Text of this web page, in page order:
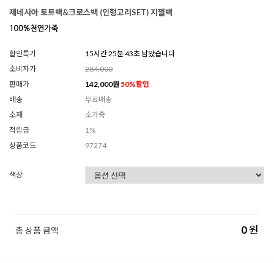
제네시아 토트백&크로스백 (인형고리SET) 지젤백
할인특가
15시간 25분 39초 남았습니다
소비자가
284,000
판매가
142,000원 50%할인
배송
무료배송
소재
소가죽
적립금
1%
상품코드
97274
색상
총 상품 금액 0원